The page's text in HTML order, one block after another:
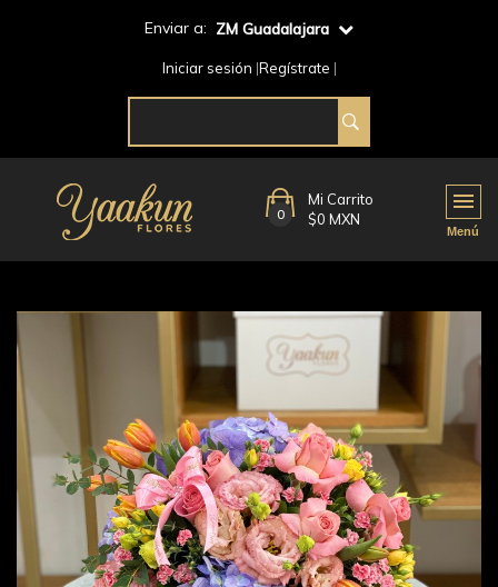
Enviar a: ZM Guadalajara
Iniciar sesión Regístrate
0
Mi Carrito
$0 MXN